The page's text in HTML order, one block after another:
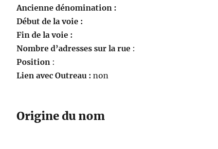
Ancienne dénomination :
Début de la voie :
Fin de la voie :
Nombre d’adresses sur la rue :
Position :
Lien avec Outreau : non
Origine du nom